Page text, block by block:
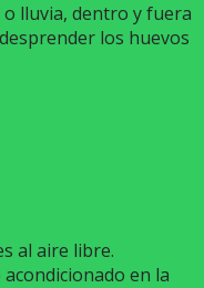
o lluvia, dentro y fuera
los huevos
al aire libre.
en la